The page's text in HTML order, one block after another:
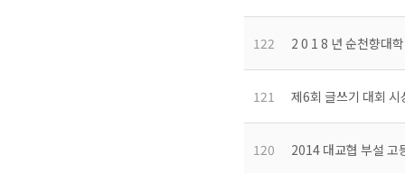
122 2 0 1 8 년 순천향대
121 제6회 글쓰기 대회 시
120 2014 대교협 부설 고